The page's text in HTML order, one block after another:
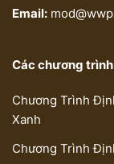
Email:
Các chương
Chương Trình
Xanh
Chương Trình